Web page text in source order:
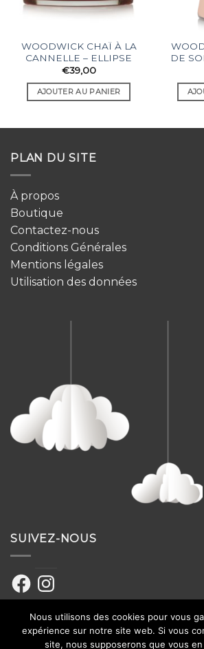
WOODWICK CHAÏ À LA
CANNELLE – ELLIPSE
€39,00
AJOUTER AU PANIER
DE
PLAN DU SITE
À propos
Boutique
Contactez-nous
Conditions Générales
Mentions légales
Utilisation des données
SUIVEZ-NOUS
FacebookInstagram
Nous utilisons des cookies pour vous
expérience sur notre site web. Si vous
site, nous supposerons que vous